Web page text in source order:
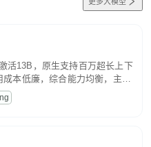
活13B，原生支持百万超长上下
本低廉，综合能力均衡，主打
内容创作、基础 RAG、批量